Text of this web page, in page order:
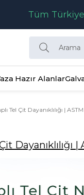
Tüm
Hazır Alanlar
Tel Çit Dayanıklılığı |
Dayanıklılığı